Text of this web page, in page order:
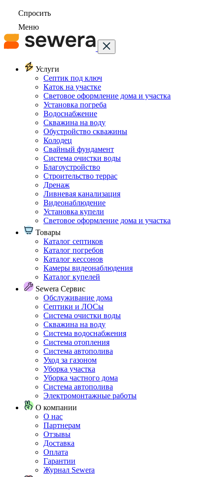
Спросить
Меню
Услуги
Септик под ключ
Каток на участке
Световое оформление дома и участка
Установка погреба
Водоснабжение
Скважина на воду
Обустройство скважины
Колодец
Свайный фундамент
Система очистки воды
Благоустройство
Строительство террас
Дренаж
Ливневая канализация
Видеонаблюдение
Установка купели
Световое оформление дома и участка
Товары
Каталог септиков
Каталог погребов
Каталог кессонов
Камеры видеонаблюдения
Каталог купелей
Sewera Сервис
Обслуживание дома
Септики и ЛОСы
Система очистки воды
Скважина на воду
Система водоснабжения
Система отопления
Система автополива
Уход за газоном
Уборка участка
Уборка частного дома
Система автополива
Электромонтажные работы
О компании
О нас
Партнерам
Отзывы
Доставка
Оплата
Гарантии
Журнал Sewera